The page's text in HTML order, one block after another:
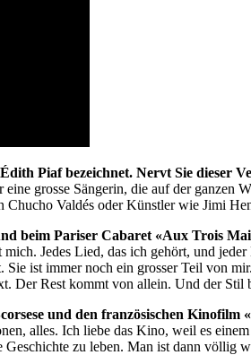
Piaf bezeichnet. Nervt Sie dieser
grosse Sängerin, die auf der
Chucho Valdés oder Künstler wie Jimi
beim Pariser Cabaret «Aux Trois
Jedes Lied, das ich gehört, und
Sie ist immer noch ein grosser Teil von
Der Rest kommt von allein. Und der Stil
und den französischen Kinofilm
alles. Ich liebe das Kino, weil es
zu leben. Man ist dann völlig